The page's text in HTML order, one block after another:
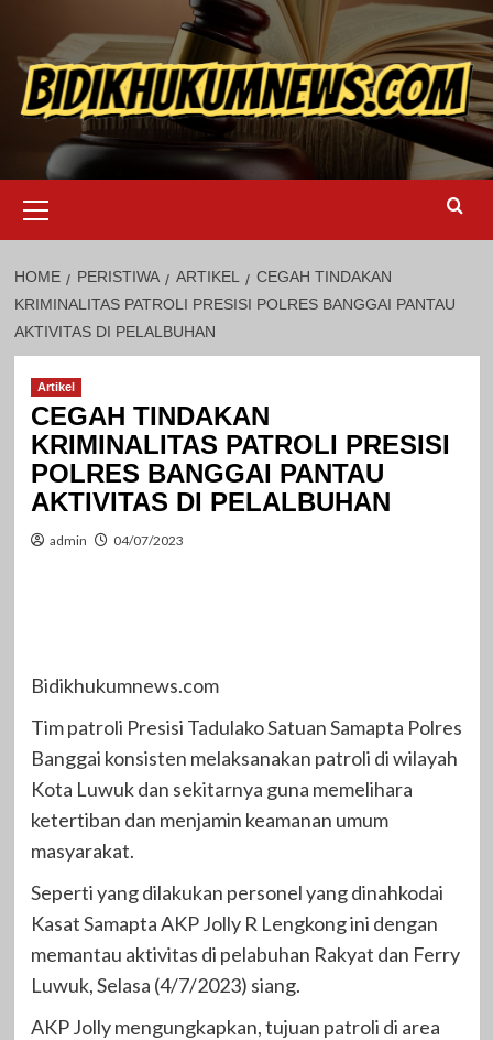
content
Menu
HOME PERISTIWA ARTIKEL
CEGAH TINDAKAN
KRIMINALITAS PATROLI PRESISI POLRES BANGGAI PANTAU
AKTIVITAS DI PELALBUHAN
Artikel
CEGAH TINDAKAN
KRIMINALITAS PATROLI PRESISI
POLRES BANGGAI PANTAU
AKTIVITAS DI PELALBUHAN
admin 04/07/2023
Bidikhukumnews.com
Tim patroli Presisi Tadulako Satuan Samapta Polres
Banggai konsisten melaksanakan patroli di wilayah
Kota Luwuk dan sekitarnya guna memelihara
ketertiban dan menjamin keamanan umum
masyarakat.
Seperti yang dilakukan personel yang dinahkodai
Kasat Samapta AKP Jolly R Lengkong ini dengan
memantau aktivitas di pelabuhan Rakyat dan Ferry
Luwuk, Selasa (4/7/2023) siang.
AKP Jolly mengungkapkan, tujuan patroli di area